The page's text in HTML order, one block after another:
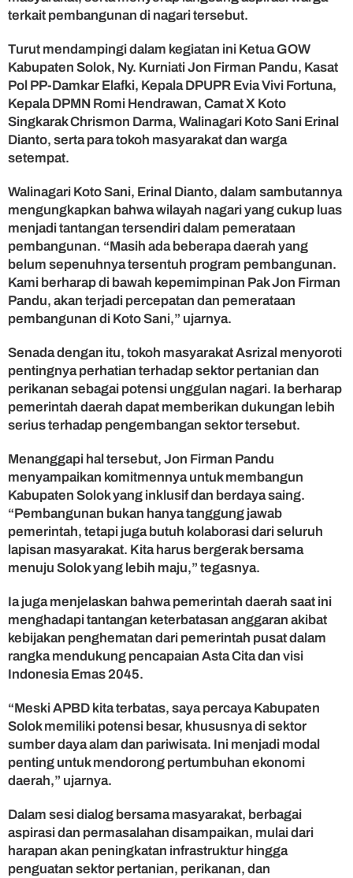
S
l
o
k
d
a
a
u
n
j
u
a
n
k
K
o
t
a
i
terkait pembangunan di nagari tersebut.
Turut mendampingi dalam kegiatan ini Ketua GOW
Kabupaten Solok, Ny. Kurniati Jon Firman Pandu, Kasat
Pol PP-Damkar Elafki, Kepala DPUPR Evia Vivi Fortuna,
Kepala DPMN Romi Hendrawan, Camat X Koto
Singkarak Chrismon Darma, Walinagari Koto Sani Erinal
Dianto, serta para tokoh masyarakat dan warga
setempat.
Walinagari Koto Sani, Erinal Dianto, dalam sambutannya
mengungkapkan bahwa wilayah nagari yang cukup luas
menjadi tantangan tersendiri dalam pemerataan
pembangunan. “Masih ada beberapa daerah yang
belum sepenuhnya tersentuh program pembangunan.
Kami berharap di bawah kepemimpinan Pak Jon Firman
Pandu, akan terjadi percepatan dan pemerataan
pembangunan di Koto Sani,” ujarnya.
Senada dengan itu, tokoh masyarakat Asrizal menyoroti
pentingnya perhatian terhadap sektor pertanian dan
perikanan sebagai potensi unggulan nagari. Ia berharap
pemerintah daerah dapat memberikan dukungan lebih
serius terhadap pengembangan sektor tersebut.
Menanggapi hal tersebut, Jon Firman Pandu
menyampaikan komitmennya untuk membangun
Kabupaten Solok yang inklusif dan berdaya saing.
“Pembangunan bukan hanya tanggung jawab
pemerintah, tetapi juga butuh kolaborasi dari seluruh
lapisan masyarakat. Kita harus bergerak bersama
menuju Solok yang lebih maju,” tegasnya.
Ia juga menjelaskan bahwa pemerintah daerah saat ini
menghadapi tantangan keterbatasan anggaran akibat
kebijakan penghematan dari pemerintah pusat dalam
rangka mendukung pencapaian Asta Cita dan visi
Indonesia Emas 2045.
“Meski APBD kita terbatas, saya percaya Kabupaten
Solok memiliki potensi besar, khususnya di sektor
sumber daya alam dan pariwisata. Ini menjadi modal
penting untuk mendorong pertumbuhan ekonomi
daerah,” ujarnya.
Dalam sesi dialog bersama masyarakat, berbagai
aspirasi dan permasalahan disampaikan, mulai dari
harapan akan peningkatan infrastruktur hingga
penguatan sektor pertanian, perikanan, dan